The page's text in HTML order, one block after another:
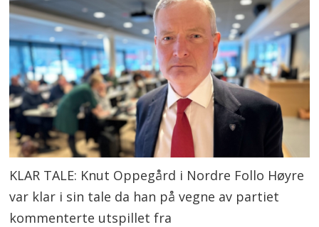
KLAR TALE: Knut Oppegård i Nordre Follo Høyre
var klar i sin tale da han på vegne av partiet
kommenterte utspillet fra